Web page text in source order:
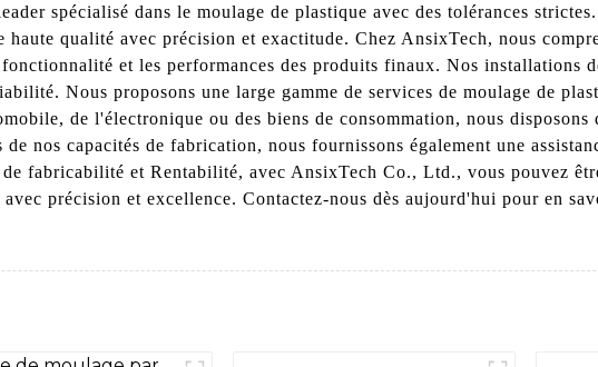
spécialisé dans le moulage de plastique avec des tolérances
qualité avec précision et exactitude. Chez AnsixTech, nous
et les performances des produits finaux. Nos installations
Nous proposons une large gamme de services de moulage de
de l'électronique ou des biens de consommation, nous disposons
nos capacités de fabrication, nous fournissons également une
fabricabilité et Rentabilité, avec AnsixTech Co., Ltd., vous pouvez
avec précision et excellence. Contactez-nous dès aujourd'hui pour en